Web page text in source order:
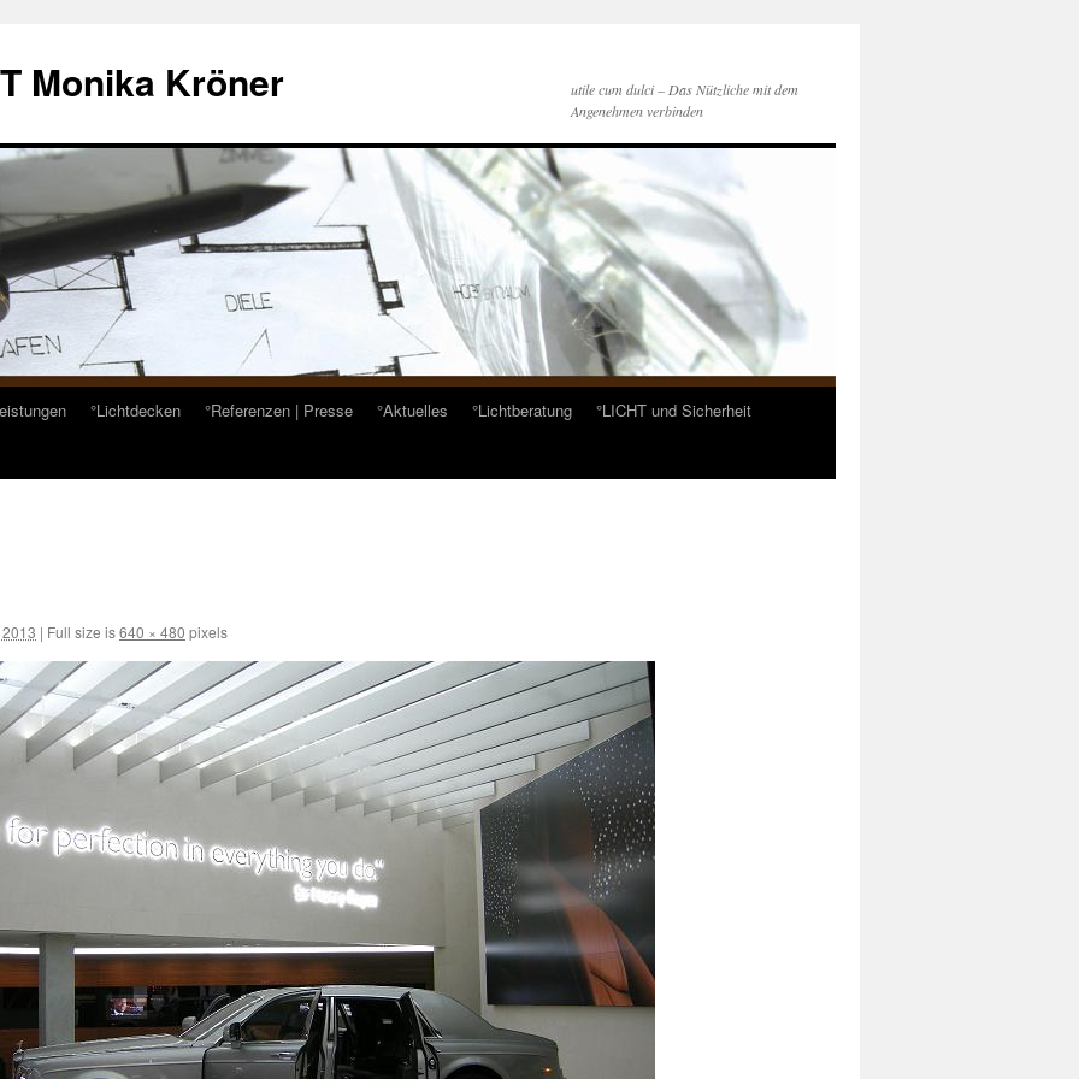
Monika Kröner
utile cum dulci – Das Nützliche mit dem
Angenehmen verbinden
°Lichtdecken °Referenzen | Presse °Aktuelles °Lichtberatung
°LICHT und Sicherheit
| Full size is640 × 480 pixels